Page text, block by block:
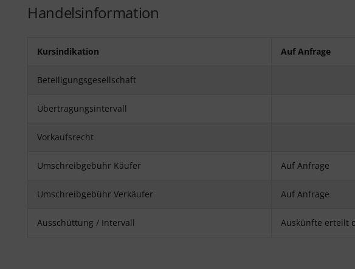
Handelsinformation
Kursindikation Auf Anfrage
Beteiligungsgesellschaft
Übertragungsintervall
Vorkaufsrecht
Umschreibgebühr Käufer Auf Anfrage
Umschreibgebühr Verkäufer Auf Anfrage
Ausschüttung / Intervall Auskünfte erteilt